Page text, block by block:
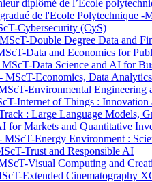
diplômé de l’École
de l'Ecole Polytechnique -
Cybersecurity (CyS)
Double Degree Data and
Data and Economics for
Data Science and AI for
Economics, Data
Environmental Engineering
Internet of Things : Innovation
: Large Language Models,
for Markets and Quantitative
Energy Environment :
Trust and Responsible AI
Visual Computing and
Extended Cinematography